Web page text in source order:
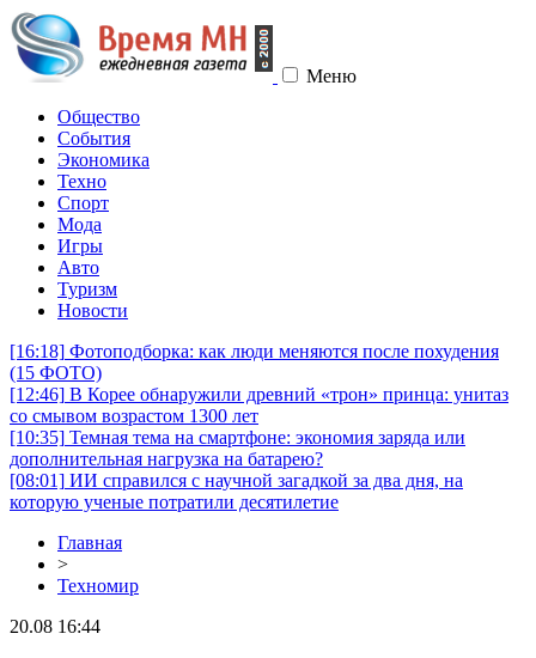
Меню
Общество
События
Экономика
Техно
Спорт
Мода
Игры
Авто
Туризм
Новости
[16:18] Фотоподборка: как люди меняются после похудения
(15 ФОТО)
[12:46] В Корее обнаружили древний «трон» принца: унитаз
со смывом возрастом 1300 лет
[10:35] Темная тема на смартфоне: экономия заряда или
дополнительная нагрузка на батарею?
[08:01] ИИ справился с научной загадкой за два дня, на
которую ученые потратили десятилетие
Главная
>
Техномир
20.08 16:44